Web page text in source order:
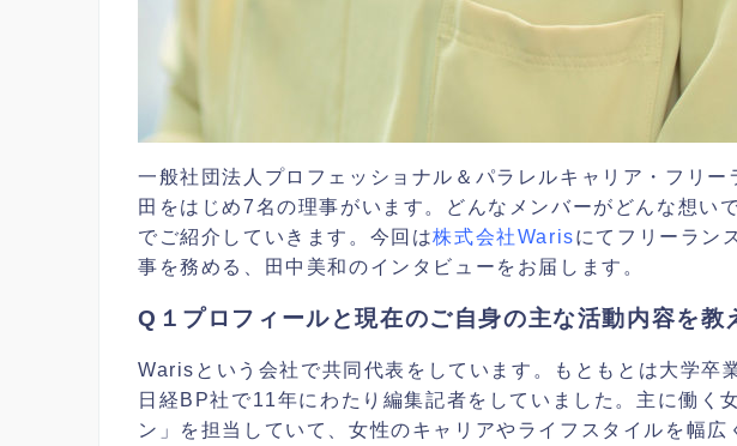
一般社団法人プロフェッショナル＆パラレルキャリア・フリー
田をはじめ7名の理事がいます。
どんなメンバーがどんな想い
でご紹介していきます。 今回は株式会社Warisにてフリーラン
事を務める、田中美和のインタビューをお届します。
Q１プロフィールと現在のご自身の主な活動内容を教
Warisという会社で共同代表をしています。
もともとは大学卒
日経BP社で11年にわたり編集記者をしていました。主に働く
ン」を担当していて、 女性のキャリアやライフスタイルを幅